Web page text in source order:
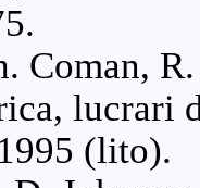
Coman,
lucrari
(lito).